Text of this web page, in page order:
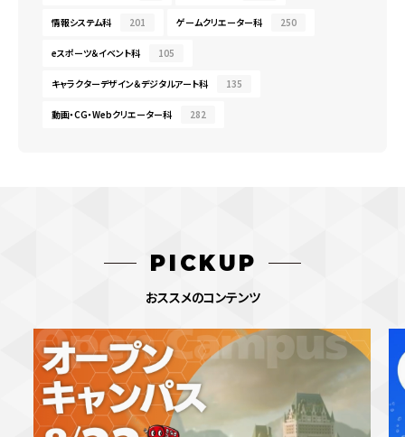
情報システム科 201 ゲームクリエーター科 250
eスポーツ＆イベント科 105
キャラクターデザイン＆デジタルアート科 135
動画・CG・Webクリエーター科 282
PICKUP
おススメのコンテンツ